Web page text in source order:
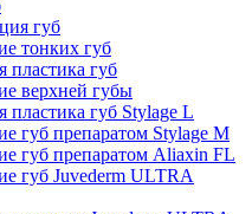
губ
тонких губ
пластика губ
верхней губы
пластика губ Stylage L
губ препаратом Stylage M
губ препаратом Aliaxin FL
губ Juvederm ULTRA